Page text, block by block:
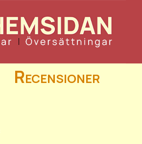
Recensioner